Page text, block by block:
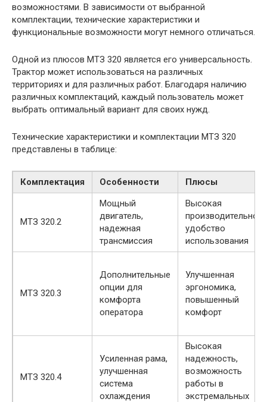
возможностями. В зависимости от выбранной
комплектации, технические характеристики и
функциональные возможности могут немного отличаться.
Одной из плюсов МТЗ 320 является его универсальность.
Трактор может использоваться на различных
территориях и для различных работ. Благодаря наличию
различных комплектаций, каждый пользователь может
выбрать оптимальный вариант для своих нужд.
Технические характеристики и комплектации МТЗ 320
представлены в таблице:
Комплектация Особенности Плюсы
МТЗ 320.2
Мощный
двигатель,
надежная
трансмиссия
Высокая
удобство
использования
МТЗ 320.3
Дополнительные
опции для
комфорта
оператора
Улучшенная
эргономика,
повышенный
комфорт
МТЗ 320.4
Усиленная рама,
улучшенная
система
охлаждения
Высокая
надежность,
возможность
работы в
экстремальных